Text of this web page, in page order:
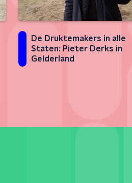
De Druktemakers in alle
Staten: Pieter Derks in
Gelderland